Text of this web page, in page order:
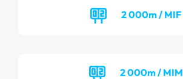
2 000m / MIF
2 000m / MIM